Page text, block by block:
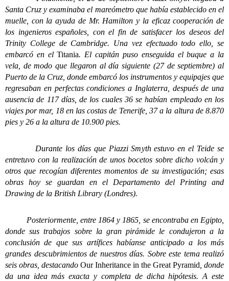
Santa Cruz y examinaba el mareómetro que había establecido en el
muelle, con la ayuda de Mr. Hamilton y la eficaz cooperación de
los ingenieros españoles, con el fin de satisfacer los deseos del
Trinity College de Cambridge. Una vez efectuado todo ello, se
embarcó en elTitania. El capitán puso enseguida el buque a la
vela, de modo que llegaron al día siguiente (27 de septiembre) al
Puerto de la Cruz, donde embarcó los instrumentos y equipajes que
regresaban en perfectas condiciones a Inglaterra, después de una
ausencia de 117 días, de los cuales 36 se habían empleado en los
viajes por mar, 18 en las costas de Tenerife, 37 a la altura de 8.870
pies y 26 a la altura de 10.900 pies.
Durante los días que Piazzi Smyth estuvo en el Teide se
entretuvo con la realización de unos bocetos sobre dicho volcán y
otros que recogían diferentes momentos de su investigación; esas
obras hoy se guardan en el Departamento del Printing and
Drawing de la British Library (Londres).
Posteriormente, entre 1864 y 1865, se encontraba en Egipto,
donde sus trabajos sobre la gran pirámide le condujeron a la
conclusión de que sus artífices habíanse anticipado a los más
grandes descubrimientos de nuestros días. Sobre este tema realizó
seis obras, destacando Our Inheritance in the Great Pyramid , donde
da una idea más exacta y completa de dicha hipótesis. A este